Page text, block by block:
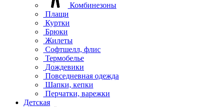
Комбинезоны
Плащи
Куртки
Брюки
Жилеты
Софтшелл, флис
Термобелье
Дождевики
Повседневная одежда
Шапки, кепки
Перчатки, варежки
Детская